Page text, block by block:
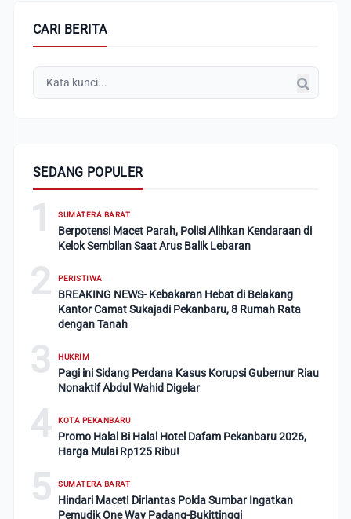
CARI BERITA
SEDANG POPULER
1 SUMATERA BARAT
Berpotensi Macet Parah, Polisi Alihkan Kendaraan di
Kelok Sembilan Saat Arus Balik Lebaran
2 PERISTIWA
BREAKING NEWS- Kebakaran Hebat di Belakang
Kantor Camat Sukajadi Pekanbaru, 8 Rumah Rata
dengan Tanah
3 HUKRIM
Pagi ini Sidang Perdana Kasus Korupsi Gubernur Riau
Nonaktif Abdul Wahid Digelar
4 KOTA PEKANBARU
Promo Halal Bi Halal Hotel Dafam Pekanbaru 2026,
Harga Mulai Rp125 Ribu!
5 SUMATERA BARAT
Hindari Macet! Dirlantas Polda Sumbar Ingatkan
Pemudik One Way Padang-Bukittinggi